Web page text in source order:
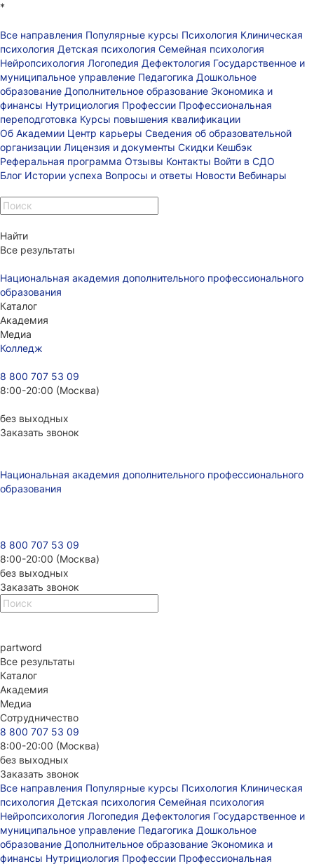
*
Все направления Популярные курсы Психология Клиническая
психология Детская психология Семейная психология
Нейропсихология Логопедия Дефектология Государственное и
муниципальное управление Педагогика Дошкольное
образование Дополнительное образование Экономика и
финансы Нутрициология Профессии Профессиональная
переподготовка Курсы повышения квалификации
Об Академии Центр карьеры Сведения об образовательной
организации Лицензия и документы Скидки Кешбэк
Реферальная программа Отзывы Контакты Войти в СДО
Блог Истории успеха Вопросы и ответы Новости Вебинары
Найти
Все результаты
Национальная академия дополнительного профессионального
образования
Каталог
Академия
Медиа
Колледж
8 800 707 53 09
8:00-20:00 (Москва)
без выходных
Заказать звонок
Национальная академия дополнительного профессионального
образования
8 800 707 53 09
8:00-20:00 (Москва)
без выходных
Заказать звонок
partword
Все результаты
Каталог
Академия
Медиа
Сотрудничество
8 800 707 53 09
8:00-20:00 (Москва)
без выходных
Заказать звонок
Все направления Популярные курсы Психология Клиническая
психология Детская психология Семейная психология
Нейропсихология Логопедия Дефектология Государственное и
муниципальное управление Педагогика Дошкольное
образование Дополнительное образование Экономика и
финансы Нутрициология Профессии Профессиональная